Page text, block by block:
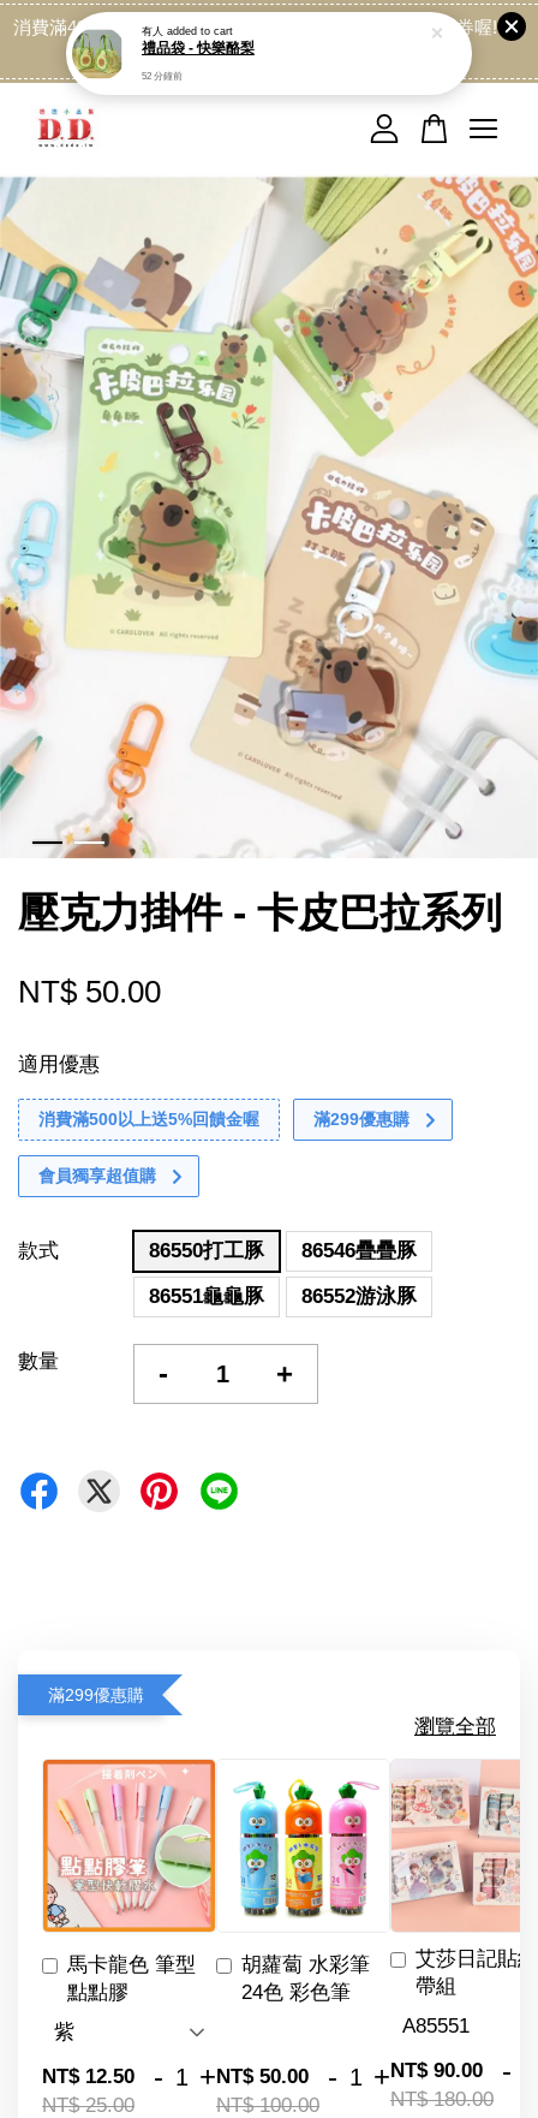
消費滿499免運喔, 記得加LINE:@dede168 領取專屬折扣券喔!
點我
壓克力掛件 - 卡皮巴拉系列
NT$ 50.00
適用優惠
消費滿500以上送5%回饋金喔 滿299優惠購
會員獨享超值購
款式 86550打工豚
86546疊疊豚
86551龜龜豚
86552游泳豚
數量 - +
滿299優惠購
瀏覽全部
馬卡龍色 筆型
點點膠
NT$ 12.50
NT$ 25.00
- +
胡蘿蔔 水彩筆
24色 彩色筆
NT$ 50.00
NT$ 100.00
- +
艾莎日記貼
帶組
NT$ 90.00
NT$ 180.00
-
您的購物車目前還是空的。
繼續購物